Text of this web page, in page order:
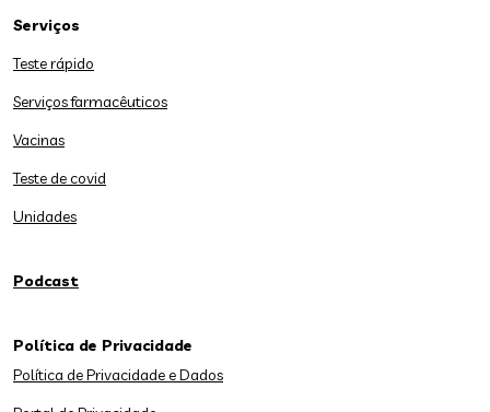
Serviços
Teste rápido
Serviços farmacêuticos
Vacinas
Teste de covid
Unidades
Podcast
Política de Privacidade
Política de Privacidade e Dados